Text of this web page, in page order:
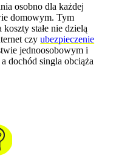
osobno dla każdej
domowym. Tym
stałe nie dzielą
czyubezpieczenie
jednoosobowym i
dochód singla obciąża